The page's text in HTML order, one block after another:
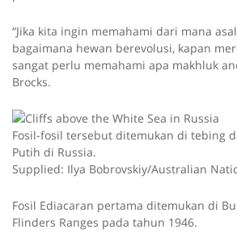
“Jika kita ingin memahami dari mana
bagaimana hewan berevolusi, kapan
sangat perlu memahami apa makhluk
Brocks.
Fosil-fosil tersebut ditemukan di tebing
Putih di Russia.
Supplied: Ilya Bobrovskiy/Australian
Fosil Ediacaran pertama ditemukan di
Flinders Ranges pada tahun 1946.